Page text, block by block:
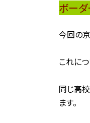
ボー
今回の
これに
同じ高
ます。